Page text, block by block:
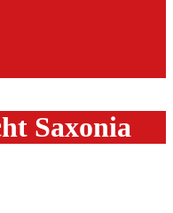
Saxonia